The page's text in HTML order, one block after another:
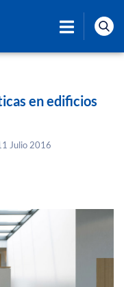
en edificios
Julio 2016